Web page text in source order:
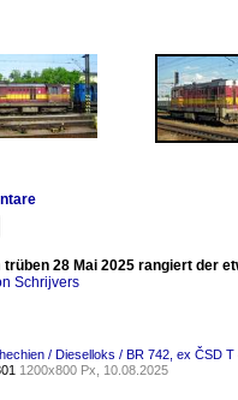
trüben 28 Mai 2025 rangiert der
Schrijvers
/ Dieselloks / BR 742, ex ČSD
1200x800 Px, 10.08.2025